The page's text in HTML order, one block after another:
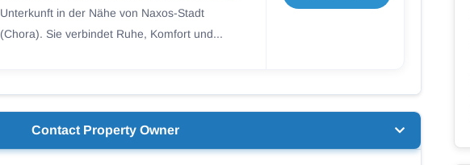
Unterkunft in der Nähe von Naxos-Stadt
(Chora). Sie verbindet Ruhe, Komfort und...
Contact Property Owner